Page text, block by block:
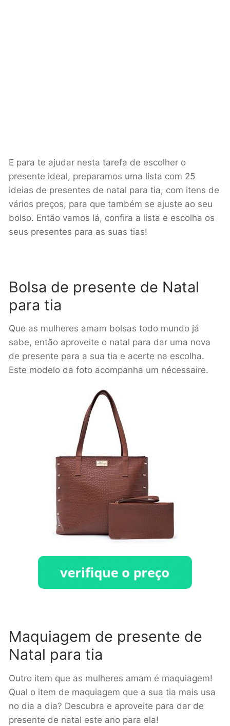
E para te ajudar nesta tarefa de escolher o
presente ideal, preparamos uma lista com 25
ideias de presentes de natal para tia, com itens de
vários preços, para que também se ajuste ao seu
bolso. Então vamos lá, confira a lista e escolha os
seus presentes para as suas tias!
Bolsa de presente de Natal
para tia
Que as mulheres amam bolsas todo mundo já
sabe, então aproveite o natal para dar uma nova
de presente para a sua tia e acerte na escolha.
Este modelo da foto acompanha um nécessaire.
Maquiagem de presente de
Natal para tia
Outro item que as mulheres amam é maquiagem!
Qual o item de maquiagem que a sua tia mais usa
no dia a dia? Descubra e aproveite para dar de
presente de natal este ano para ela!